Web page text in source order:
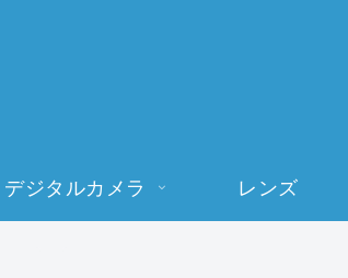
デジタルカメラ レンズ